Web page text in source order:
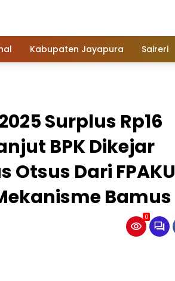
Kabupaten Jayapura Saireri
Surplus Rp16
BPK Dikejar
Otsus Dari FPAKU
Bamus
0